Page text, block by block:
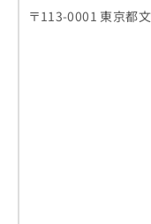
〒113-0001 東京都